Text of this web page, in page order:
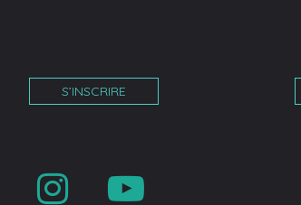
S’INSCRIRE
Lien Lien